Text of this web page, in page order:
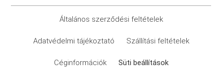
Általános szerződési feltételek
Adatvédelmi tájékoztató Szállítási feltételek
Céginformációk Süti beállítások